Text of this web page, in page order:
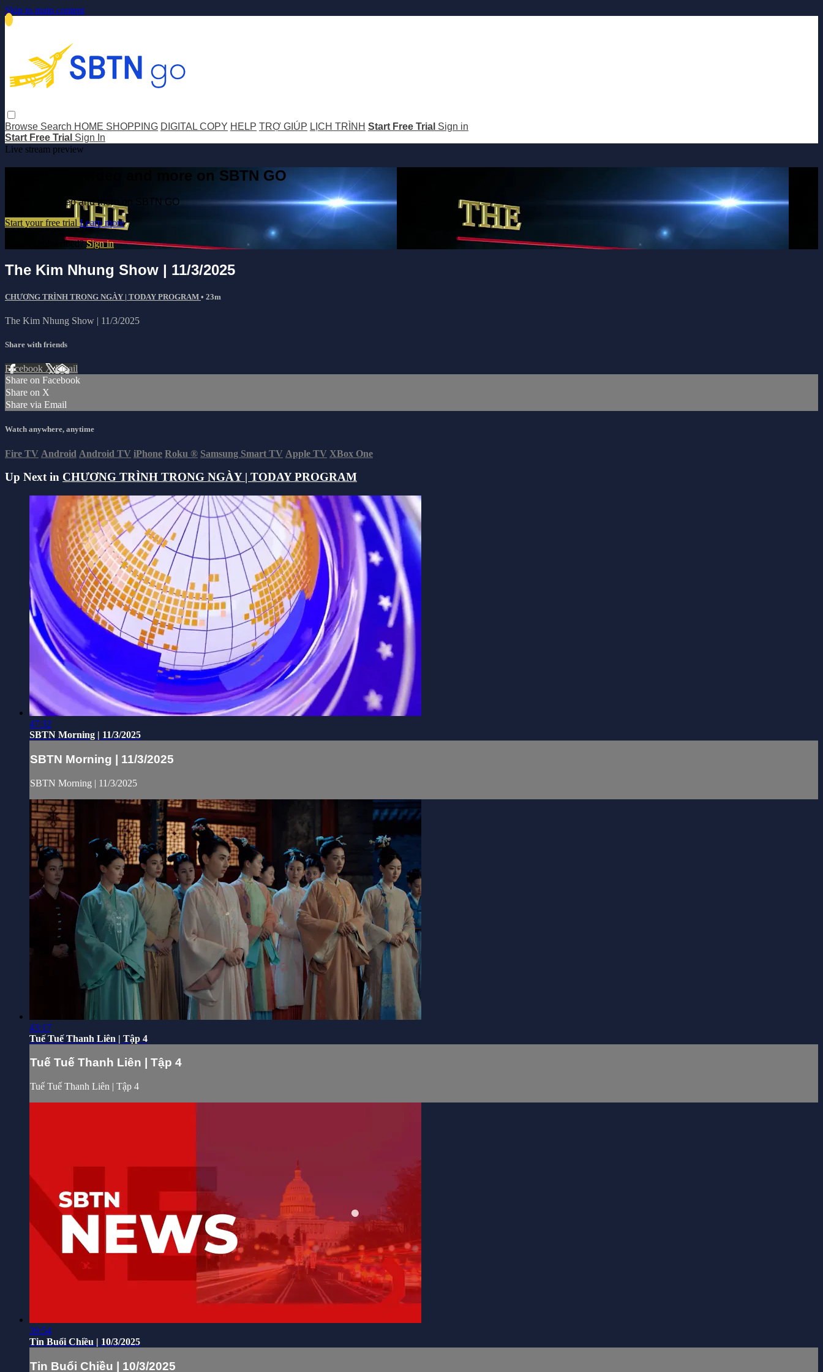
Skip to main content
Browse Search HOME SHOPPING DIGITAL COPY HELP TRỢ GIÚP LỊCH TRÌNH Start Free Trial Sign in
Start Free Trial Sign In
Live stream preview
Watch this video and more on SBTN GO
Watch this video and more on SBTN GO
Start your free trial Learn more
Already subscribed?Sign in
The Kim Nhung Show | 11/3/2025
CHƯƠNG TRÌNH TRONG NGÀY | TODAY PROGRAM • 23m
The Kim Nhung Show | 11/3/2025
Share with friends
Facebook XEmail
Share on Facebook
Share on X
Share via Email
Watch anywhere, anytime
Fire TV Android Android TV iPhone Roku ® Samsung Smart TV Apple TV XBox One
Up Next in CHƯƠNG TRÌNH TRONG NGÀY | TODAY PROGRAM
47:32
SBTN Morning | 11/3/2025
SBTN Morning | 11/3/2025
SBTN Morning | 11/3/2025
43:17
Tuế Tuế Thanh Liên | Tập 4
Tuế Tuế Thanh Liên | Tập 4
Tuế Tuế Thanh Liên | Tập 4
39:54
Tin Buổi Chiều | 10/3/2025
Tin Buổi Chiều | 10/3/2025